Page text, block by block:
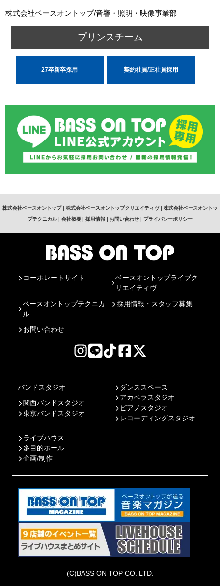
株式会社ベースオントップ/音響・照明・映像事業部
プリンスチーム
27卒新卒採用 契約社員/正社員採用
株式会社ベースオントップ| 株式会社ベースオントップクリエイティヴ| 株式会社ベースオントッ
プテクニカル| 会社概要 | 採用情報 | お問い合わせ | プライバシーポリシー
コーポレートサイト
ベースオントップライブク
リエイティヴ
ベースオントップテクニカ
ル
採用情報・スタッフ募集
お問い合わせ
バンドスタジオ
関西バンドスタジオ
東京バンドスタジオ
ダンススペース
アカペラスタジオ
ピアノスタジオ
レコーディングスタジオ
ライブハウス
多目的ホール
企画/制作
(C)BASS ON TOP CO.,LTD.